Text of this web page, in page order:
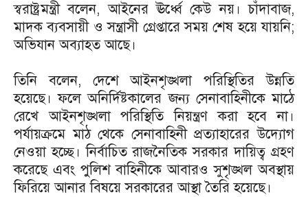
স্বরাষ্ট্রমন্ত্রী বলেন, আইনের ঊর্ধ্বে কেউ নয়। চাঁদাবাজ,
মাদক ব্যবসায়ী ও সন্ত্রাসী গ্রেপ্তারে সময় শেষ হয়ে যায়নি;
অভিযান অব্যাহত আছে।
তিনি বলেন, দেশে আইনশৃঙ্খলা পরিস্থিতির উন্নতি
হয়েছে। ফলে অনির্দিষ্টকালের জন্য সেনাবাহিনীকে মাঠে
রেখে আইনশৃঙ্খলা পরিস্থিতি নিয়ন্ত্রণ করা হবে না।
পর্যায়ক্রমে মাঠ থেকে সেনাবাহিনী প্রত্যাহারের উদ্যোগ
নেওয়া হচ্ছে। নির্বাচিত রাজনৈতিক সরকার দায়িত্ব গ্রহণ
করেছে এবং পুলিশ বাহিনীকে আবারও সুশৃঙ্খল অবস্থায়
ফিরিয়ে আনার বিষয়ে সরকারের আস্থা তৈরি হয়েছে।